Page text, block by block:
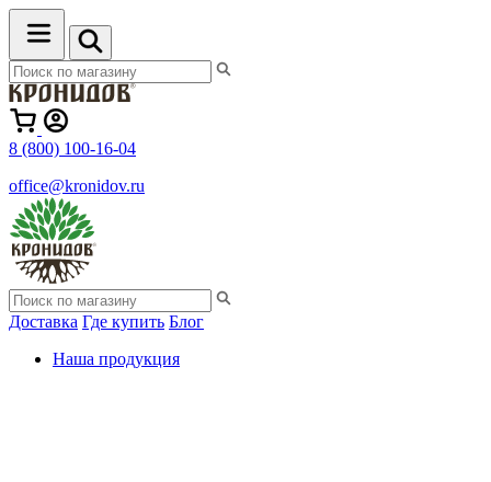
8 (800) 100-16-04
office@kronidov.ru
Доставка Где купить Блог
Наша продукция